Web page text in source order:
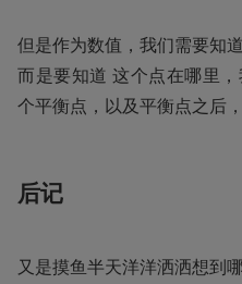
但是作为数值，我们需要知
⽽是要知道 这个点在哪里
个平衡点，以及平衡点之后
后记
又是摸鱼半天洋洋洒洒想到